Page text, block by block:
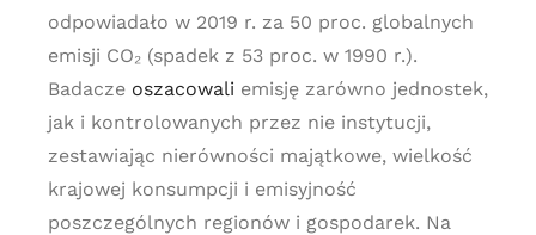
odpowiadało w 2019 r. za 50 proc. globalnych
emisji CO₂ (spadek z 53 proc. w 1990 r.).
Badacze oszacowali emisję zarówno jednostek,
jak i kontrolowanych przez nie instytucji,
zestawiając nierówności majątkowe, wielkość
krajowej konsumpcji i emisyjność
poszczególnych regionów i gospodarek. Na